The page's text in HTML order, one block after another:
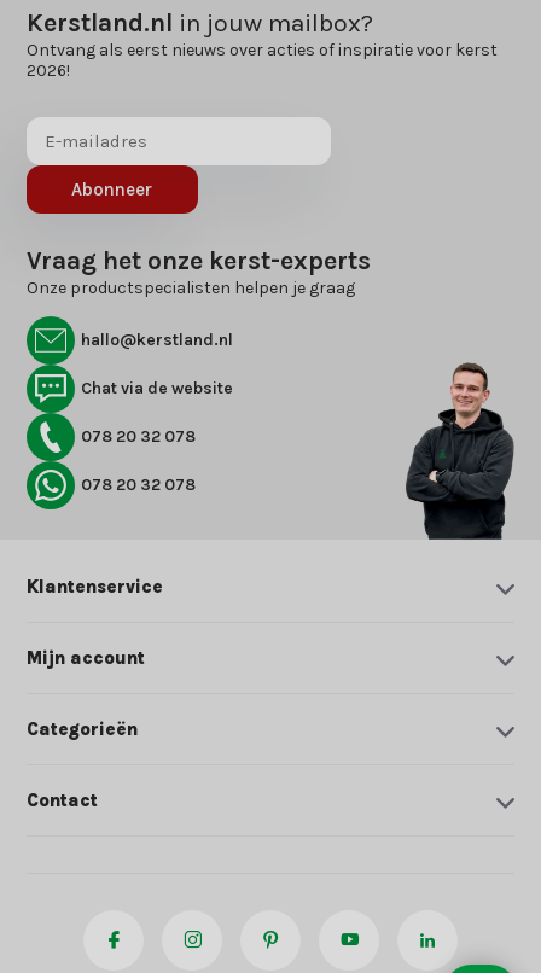
Kerstland.nl in jouw mailbox?
Ontvang als eerst nieuws over acties of inspiratie voor kerst
2026!
Abonneer
Vraag het onze kerst-experts
Onze productspecialisten helpen je graag
hallo@kerstland.nl
Chat via de website
078 20 32 078
078 20 32 078
Klantenservice
Mijn account
Categorieën
Contact